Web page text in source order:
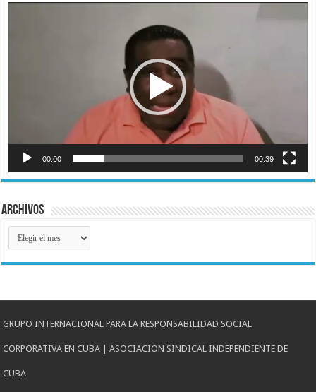
Reproductor
00:00 00:39
Archivos
Archivos
GRUPO INTERNACIONAL PARA LA RESPONSABILIDAD SOCIAL
CORPORATIVA EN CUBA | ASOCIACION SINDICAL INDEPENDIENTE DE
CUBA